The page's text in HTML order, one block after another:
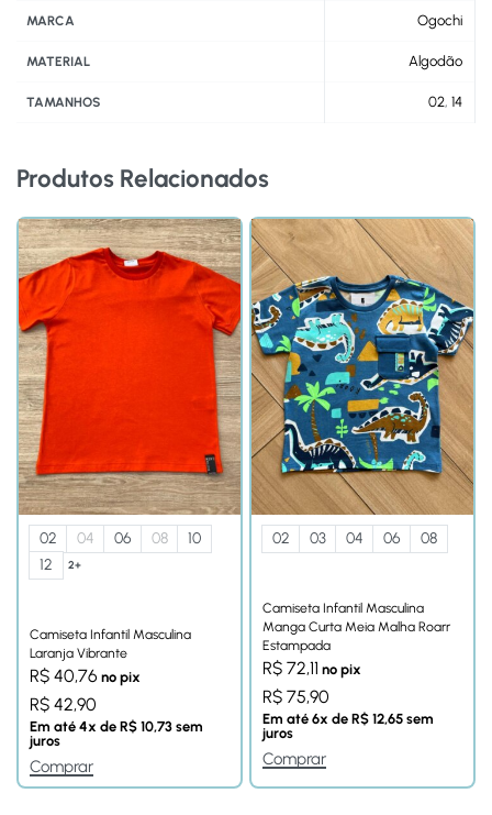
MARCA Ogochi
MATERIAL Algodão
TAMANHOS 02, 14
Produtos Relacionados
02 04 06 08
10
12
2+
Camiseta Infantil Masculina
Laranja Vibrante
R$ 40,76 no pix
R$ 42,90
Em até 4x de R$ 10,73 sem
juros
Comprar
02 03 04 06 08
Camiseta Infantil Masculina
Manga Curta Meia Malha Roarr
Estampada
R$ 72,11 no pix
R$ 75,90
Em até 6x de R$ 12,65 sem
juros
Comprar